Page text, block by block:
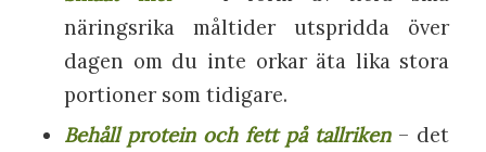
näringsrika måltider utspridda över
dagen om du inte orkar äta lika stora
portioner som tidigare.
Behåll protein och fett på tallriken– det